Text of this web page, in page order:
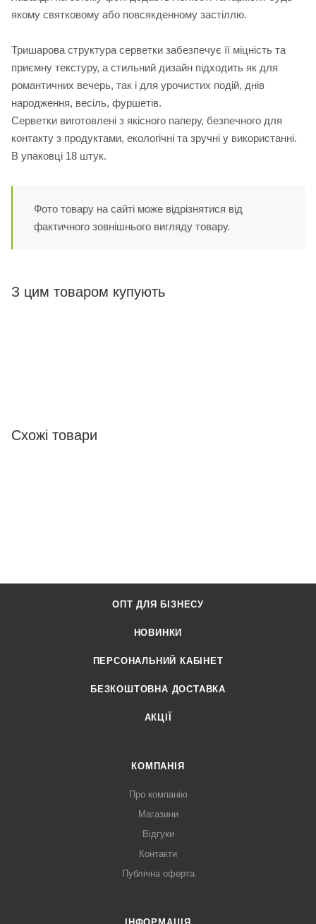
якому святковому або повсякденному застіллю.
Тришарова структура серветки забезпечує її міцність та
приємну текстуру, а стильний дизайн підходить як для
романтичних вечерь, так і для урочистих подій, днів
народження, весіль, фуршетів.
Серветки виготовлені з якісного паперу, безпечного для
контакту з продуктами, екологічні та зручні у використанні.
В упаковці 18 штук.
Фото товару на сайті може відрізнятися від
фактичного зовнішнього вигляду товару.
З цим товаром купують
Схожі товари
ОПТ ДЛЯ БІЗНЕСУ
НОВИНКИ
ПЕРСОНАЛЬНИЙ КАБІНЕТ
БЕЗКОШТОВНА ДОСТАВКА
АКЦІЇ
КОМПАНІЯ
Про компанію
Магазини
Відгуки
Контакти
Публічна оферта